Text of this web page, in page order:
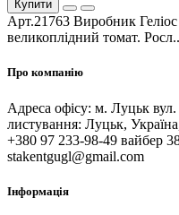
Купити
Арт.21763 Виробник
великоплідний томат.
Про компанію
Адреса офісу: м. Луцьк
листування: Луцьк,
+380 97 233-98-49 вайбер
stakentgugl@gmail.com
Інформація